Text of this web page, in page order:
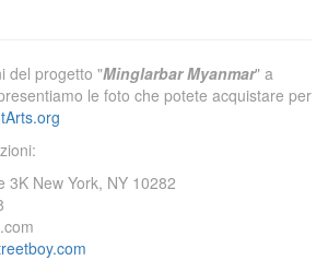
del progetto "Minglarbar Myanmar" a
le foto che potete acquistare per
3K New York, NY 10282